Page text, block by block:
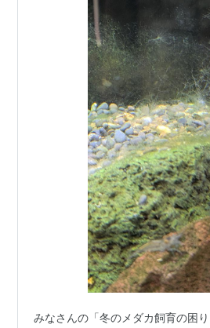
みなさんの「冬のメダカ飼育の困